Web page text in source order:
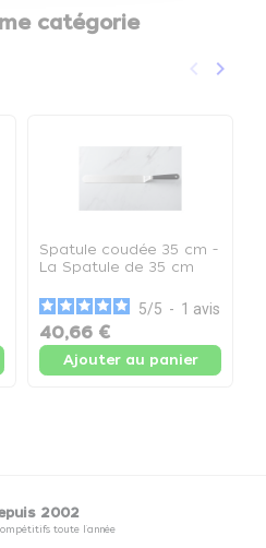
catégorie
Précédent
keyboard_arrow_left keyboard_arrow_right
Spatule coudée 35 cm -
La Spatule de 35 cm
5/5 - 1 avis
40,66 €
Ajouter au panier
2002
toute l'année